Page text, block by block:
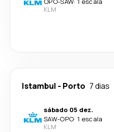
KLM
Istambul - Porto 7 dias
sábado 05 dez.
SAW-OPO· 1 escala
KLM